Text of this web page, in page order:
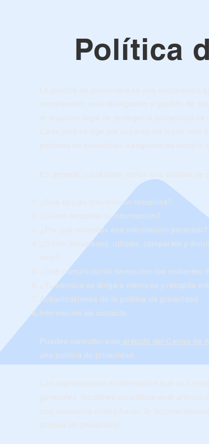
Política
La política de privacidad es una declaración
recopilación, uso, divulgación y gestión de
el requisito legal de proteger la privacidad de
Cada país se rige por sus propias leyes, con
políticas de privacidad. Asegúrate de
En general, ¿qué debe incluir una política de
¿Qué tipo de información recopilas?
¿Cómo recopilas la información?
¿Por qué recopilas esa información personal?
¿Cómo almacenas, utilizas, compartes y
web?
¿Qué comunicación tienes con los visitantes
¿Tu servicio se dirige a menores y recopila
Actualizaciones de la política de privacidad
Información de contacto
Puedes consultar este artículo del Centro de
una política de privacidad.
Las explicaciones e información que se
generales. No debes considerar este artículo
que realmente debes hacer. Te
política de privacidad.